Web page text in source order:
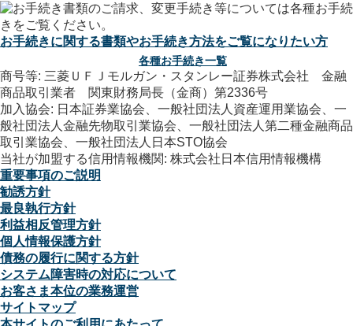
お手続きに関する書類やお手続き方法をご覧になりたい方
各種お手続き一覧
商号等: 三菱ＵＦＪモルガン・スタンレー証券株式会社 金融
商品取引業者 関東財務局長（金商）第2336号
加入協会: 日本証券業協会、一般社団法人資産運用業協会、一
般社団法人金融先物取引業協会、一般社団法人第二種金融商品
取引業協会、一般社団法人日本STO協会
当社が加盟する信用情報機関: 株式会社日本信用情報機構
重要事項のご説明
勧誘方針
最良執行方針
利益相反管理方針
個人情報保護方針
債務の履行に関する方針
システム障害時の対応について
お客さま本位の業務運営
サイトマップ